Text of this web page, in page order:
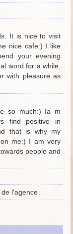
It is nice to visit
nice cafe:) I like
your evening
word for a while.
with pleasure as
so much:) Ia m
find positive in
that is why my
me:) I am very
people and
l'agence